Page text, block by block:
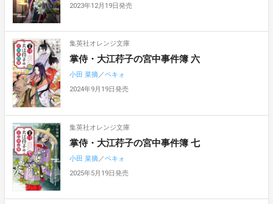
2023年12月19日発売
集英社オレンジ文庫
掌侍・大江荇子の宮中事件簿 六
小田 菜摘／ペキォ
2024年9月19日発売
集英社オレンジ文庫
掌侍・大江荇子の宮中事件簿 七
小田 菜摘／ペキォ
2025年5月19日発売